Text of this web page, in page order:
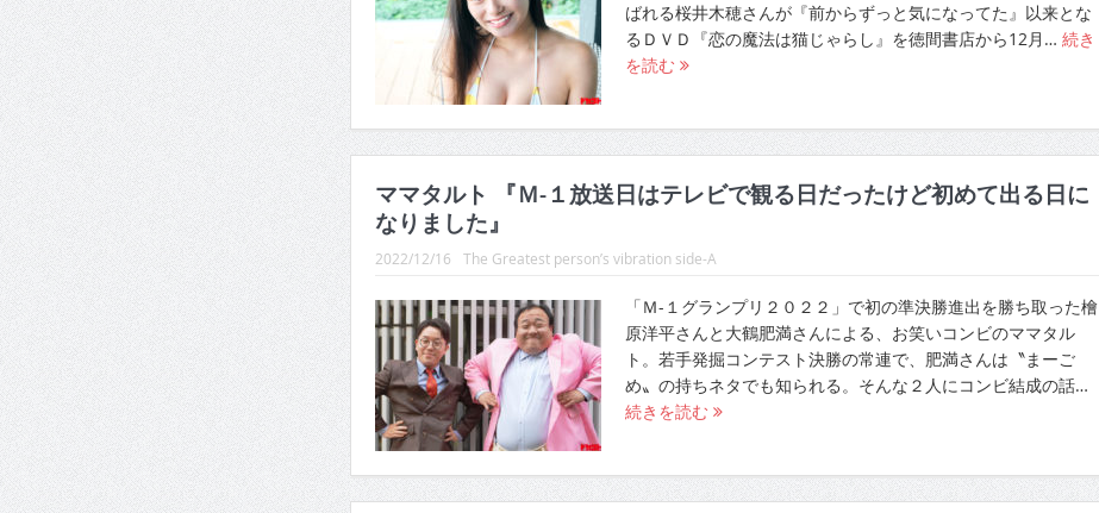
ばれる桜井木穂さんが『前からずっと気になってた』以来とな
るＤＶＤ『恋の魔法は猫じゃらし』を徳間書店から12月… 続き
を読む
ママタルト 『Ｍ-１放送日はテレビで観る日だったけど初めて出る日に
なりました』
2022/12/16 The Greatest person’s vibration side-A
「Ｍ-１グランプリ２０２２」で初の準決勝進出を勝ち取った檜
原洋平さんと大鶴肥満さんによる、お笑いコンビのママタル
ト。若手発掘コンテスト決勝の常連で、肥満さんは〝まーご
め〟の持ちネタでも知られる。そんな２人にコンビ結成の話…
続きを読む